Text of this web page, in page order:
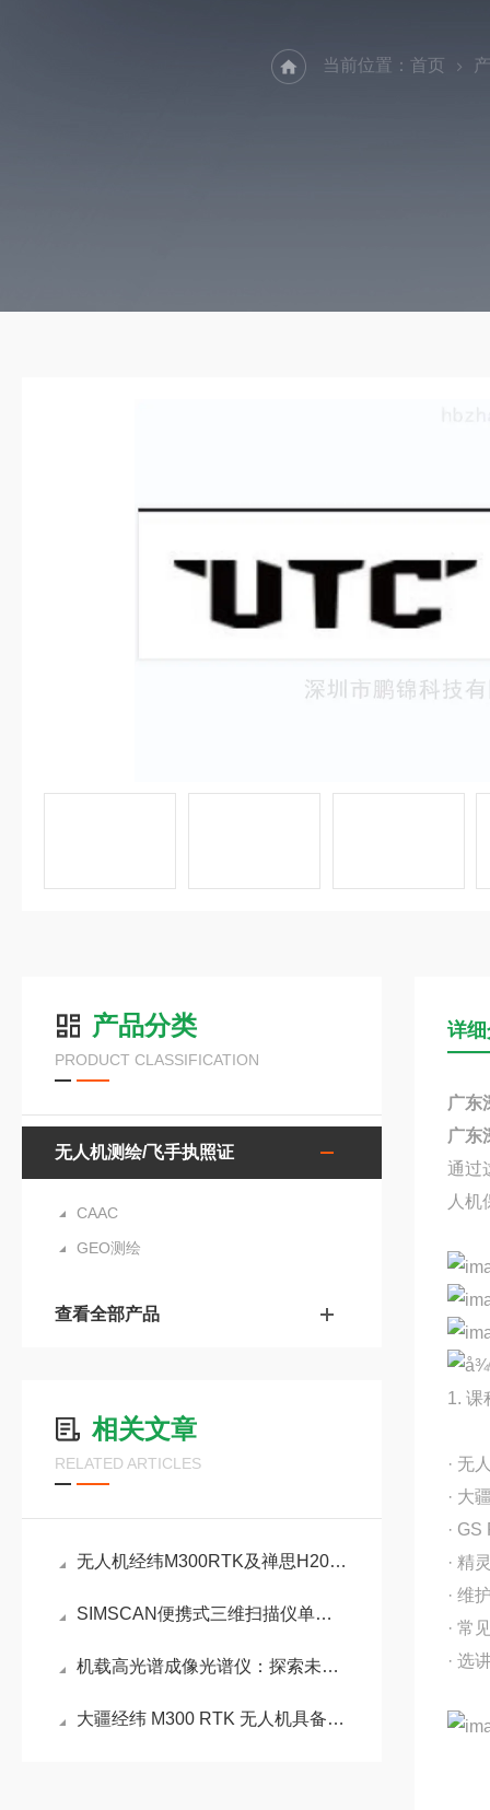
当前位置： 首页
产品分类
PRODUCT CLASSIFICATION
无人机测绘/飞手执照证
CAAC
GEO测绘
查看全部产品
相关文章
RELATED ARTICLES
无人机经纬M300RTK及禅思H20系列云台相机技术参数
SIMSCAN便携式三维扫描仪单手掌控，畅扫世界
机载高光谱成像光谱仪：探索未知的光谱世界
大疆经纬 M300 RTK 无人机具备六向定位避障
详
广东
广东
通过
人机
1. 课
· 无
· 大
·
· 精
· 维
· 常
· 选